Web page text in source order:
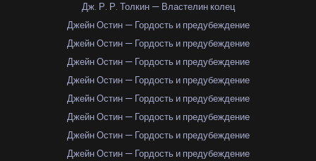
Дж. Р. Р. Толкин — Властелин колец
Джейн Остин — Гордость и предубеждение
Джейн Остин — Гордость и предубеждение
Джейн Остин — Гордость и предубеждение
Джейн Остин — Гордость и предубеждение
Джейн Остин — Гордость и предубеждение
Джейн Остин — Гордость и предубеждение
Джейн Остин — Гордость и предубеждение
Джейн Остин — Гордость и предубеждение